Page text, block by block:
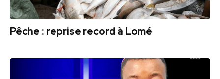
Pêche : reprise record à Lomé